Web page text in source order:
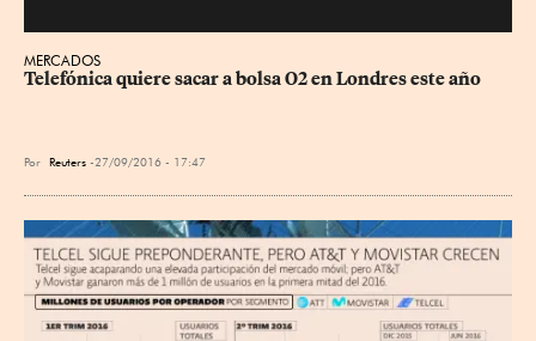
MERCADOS
Telefónica quiere sacar a bolsa O2 en Londres este año
Por Reuters 27/09/2016 - 17:47